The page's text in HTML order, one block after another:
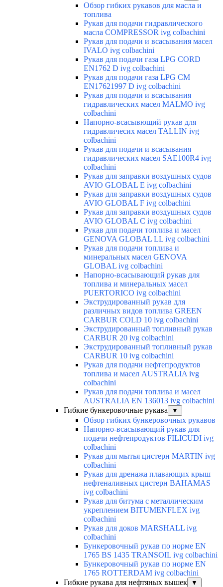
Обзор гибких рукавов для масла и
топлива
Рукав для подачи гидравлического
масла COMPRESSOR ivg colbachini
Рукав для подачи и всасывания масел
IVALO ivg colbachini
Рукав для подачи газа LPG CORD
EN1762 D ivg colbachini
Рукав для подачи газа LPG CM
EN17621997 D ivg colbachini
Рукав для подачи и всасывания
гидравлических масел MALMO ivg
colbachini
Напорно-всасывющий рукав для
гидравличесих масел TALLIN ivg
colbachini
Рукав для подачи и всасывания
гидравлических масел SAE100R4 ivg
colbachini
Рукав для заправки воздушных судов
AVIO GLOBAL E ivg colbachini
Рукав для заправки воздушных судов
AVIO GLOBAL F ivg colbachini
Рукав для заправки воздушных судов
AVIO GLOBAL C ivg colbachini
Рукав для подачи топлива и масел
GENOVA GLOBAL LL ivg colbachini
Рукав для подачи топлива и
минеральных масел GENOVA
GLOBAL ivg colbachini
Напорно-всасывающий рукав для
топлива и минеральных масел
PUERTORICO ivg colbachini
Экструдированный рукав для
различных видов топлива GREEN
CARBUR COLD 10 ivg colbachini
Экструдированный топливный рукав
CARBUR 20 ivg colbachini
Экструдированный топливный рукав
CARBUR 10 ivg colbachini
Рукав для подачи нефтепродуктов
топлива и масел AUSTRALIA ivg
colbachini
Рукав для подачи топлива и масел
AUSTRALIA EN 136013 ivg colbachini
Гибкие бункеровочные рукава
▼
Обзор гибких бункеровочных рукавов
Напорно-всасывающий рукав для
подачи нефтепродуктов FILICUDI ivg
colbachini
Рукав для мытья цистерн MARTIN ivg
colbachini
Рукав для дренажа плавающих крыш
нефтеналивных цистерн BAHAMAS
ivg colbachini
Рукав для битума с металлическим
укреплением BITUMENFLEX ivg
colbachini
Рукав для доков MARSHALL ivg
colbachini
Бункеровочный рукав по норме EN
1765 BS 1435 TRANSOIL ivg colbachini
Бункеровочный рукав по норме EN
1765 ROTTERDAM ivg colbachini
Гибкие рукава для нефтяных вышек
▼